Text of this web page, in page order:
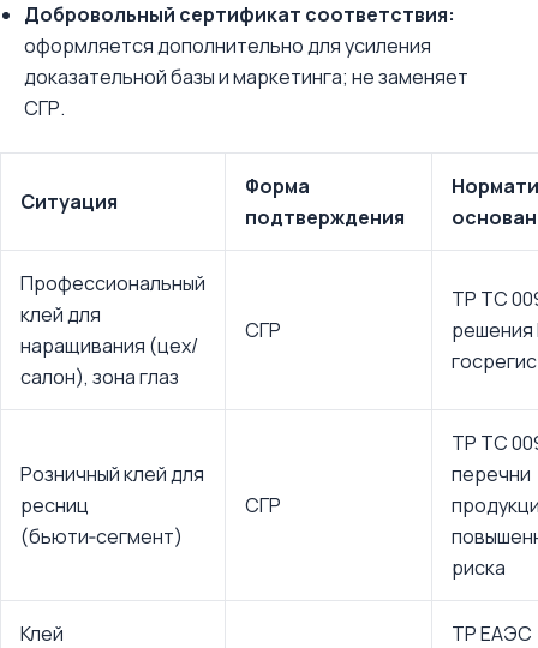
Добровольный сертификат соответствия:
оформляется дополнительно для усиления
доказательной базы и маркетинга; не заменяет
СГР.
Ситуация
Форма
подтверждения
Профессиональный
клей для
наращивания (цех/
салон), зона глаз
СГР
ТР ТС
решения
Розничный клей для
ресниц
(бьюти‑сегмент)
СГР
ТР ТС
перечни
риска
Клей
ТР ЕАЭС